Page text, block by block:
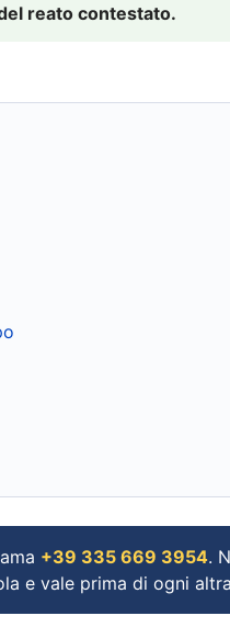
reato contestato.
+39 335 669 3954.
e vale prima di ogni